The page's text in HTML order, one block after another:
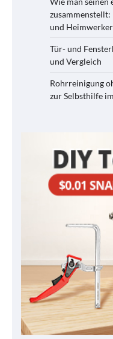
und Heimwerker
Tür- und
und Vergleich
Rohrreinigung
zur Selbsthilfe